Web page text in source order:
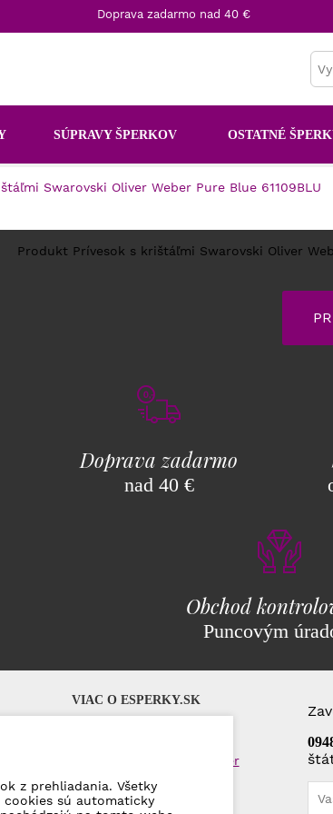
Doprava zadarmo nad 40 €
SÚPRAVY ŠPERKOV OSTATNÉ
Swarovski Oliver Weber Pure Blue 61109BLU
Produkt Prívesok s krištáľmi Swarovski Oliver
Doprava zadarmo
nad 40 €
Obchod
Puncovým
VIAC O ESPERKY.SK
Veľkoobchod a veľkoodber
Kontakty
z prehliadania. Všetky
sú automaticky